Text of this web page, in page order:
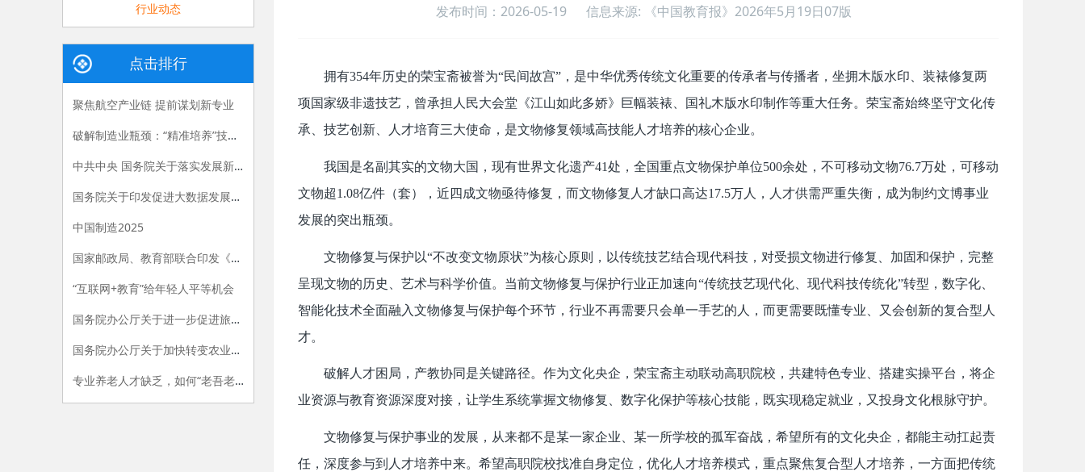
发布时间：2026-05-19 信息来源: 《中国教育报》2026年5月19日07版
拥有354年历史的荣宝斋被誉为“民间故宫”，是中华优秀传统文化重要的传承者与传播者，坐拥木版水印、装裱修复两
项国家级非遗技艺，曾承担人民大会堂《江山如此多娇》巨幅装裱、国礼木版水印制作等重大任务。荣宝斋始终坚守文化传
承、技艺创新、人才培育三大使命，是文物修复领域高技能人才培养的核心企业。
我国是名副其实的文物大国，现有世界文化遗产41处，全国重点文物保护单位500余处，不可移动文物76.7万处，可移动
文物超1.08亿件（套），近四成文物亟待修复，而文物修复人才缺口高达17.5万人，人才供需严重失衡，成为制约文博事业
发展的突出瓶颈。
文物修复与保护以“不改变文物原状”为核心原则，以传统技艺结合现代科技，对受损文物进行修复、加固和保护，完整
呈现文物的历史、艺术与科学价值。当前文物修复与保护行业正加速向“传统技艺现代化、现代科技传统化”转型，数字化、
智能化技术全面融入文物修复与保护每个环节，行业不再需要只会单一手艺的人，而更需要既懂专业、又会创新的复合型人
才。
破解人才困局，产教协同是关键路径。作为文化央企，荣宝斋主动联动高职院校，共建特色专业、搭建实操平台，将企
业资源与教育资源深度对接，让学生系统掌握文物修复、数字化保护等核心技能，既实现稳定就业，又投身文化根脉守护。
文物修复与保护事业的发展，从来都不是某一家企业、某一所学校的孤军奋战，希望所有的文化央企，都能主动扛起责
任，深度参与到人才培养中来。希望高职院校找准自身定位，优化人才培养模式，重点聚焦复合型人才培养，一方面把传统
行业动态
点击排行
聚焦航空产业链 提前谋划新专业
破解制造业瓶颈：“精准培养”技工人才
中共中央 国务院关于落实发展新理念加快农业现代化 实现全面小康目标的若干意见
国务院关于印发促进大数据发展行动纲要的通知
中国制造2025
国家邮政局、教育部联合印发《关于加快发展邮政行业职业教育的指导意见》
“互联网+教育”给年轻人平等机会
国务院办公厅关于进一步促进旅游投资和消费的若干意见
国务院办公厅关于加快转变农业发展方式的意见
专业养老人才缺乏，如何“老吾老”？